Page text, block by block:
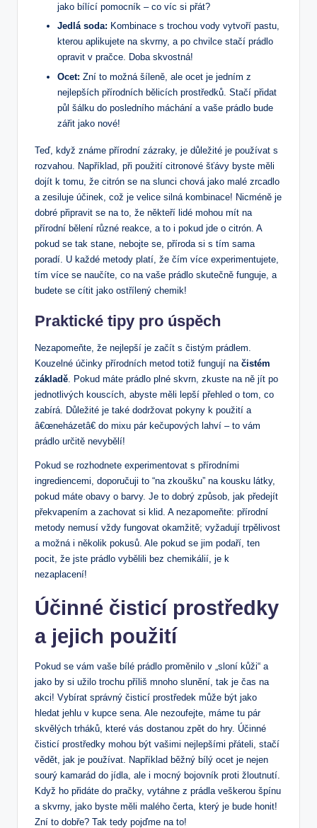
jako bílící pomocník – co víc si přát?
Jedlá soda: Kombinace s trochou vody vytvoří pastu,
kterou aplikujete na skvrny, a po chvilce stačí prádlo
opravit v pračce. Doba skvostná!
Ocet: Zní to možná šíleně, ale ocet je jedním z
nejlepších přírodních bělicích prostředků. Stačí přidat
půl šálku do posledního máchání a vaše prádlo bude
zářit jako nové!
Teď, když známe přírodní zázraky, je důležité je používat s
rozvahou. Například, při použití citronové šťávy byste měli
dojít k tomu, že citrón se na slunci chová jako malé zrcadlo
a zesiluje účinek, což je velice silná kombinace! Nicméně je
dobré připravit se na to, že někteří lidé mohou mít na
přírodní bělení různé reakce, a to i pokud jde o citrón. A
pokud se tak stane, nebojte se, příroda si s tím sama
poradí. U každé metody platí, že čím více experimentujete,
tím více se naučíte, co na vaše prádlo skutečně funguje, a
budete se cítit jako ostřílený chemik!
Praktické tipy pro úspěch
Nezapomeňte, že nejlepší je začít s čistým prádlem.
Kouzelné účinky přírodních metod totiž fungují na čistém
základě . Pokud máte prádlo plné skvrn, zkuste na ně jít po
jednotlivých kouscích, abyste měli lepší přehled o tom, co
zabírá. Důležité je také dodržovat pokyny k použití a
â€œneházetâ€ do mixu pár kečupových lahví – to vám
prádlo určitě nevybělí!
Pokud se rozhodnete experimentovat s přírodními
ingrediencemi, doporučuji to “na zkoušku” na kousku látky,
pokud máte obavy o barvy. Je to dobrý způsob, jak předejít
překvapením a zachovat si klid. A nezapomeňte: přírodní
metody nemusí vždy fungovat okamžitě; vyžadují trpělivost
a možná i několik pokusů. Ale pokud se jim podaří, ten
pocit, že jste prádlo vybělili bez chemikálií, je k
nezaplacení!
Účinné čisticí prostředky
a jejich použití
Pokud se vám vaše bílé prádlo proměnilo v „sloní kůži“ a
jako by si užilo trochu příliš mnoho slunění, tak je čas na
akci! Vybírat správný čisticí prostředek může být jako
hledat jehlu v kupce sena. Ale nezoufejte, máme tu pár
skvělých trháků, které vás dostanou zpět do hry. Účinné
čisticí prostředky mohou být vašimi nejlepšími přáteli, stačí
vědět, jak je používat. Například běžný bílý ocet je nejen
sourý kamarád do jídla, ale i mocný bojovník proti žloutnutí.
Když ho přidáte do pračky, vytáhne z prádla veškerou špínu
a skvrny, jako byste měli malého čerta, který je bude honit!
Zní to dobře? Tak tedy pojďme na to!